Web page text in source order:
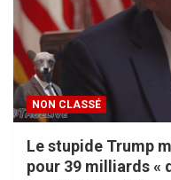
NON CLASSÉ
Le stupide Trump
pour 39 milliards «